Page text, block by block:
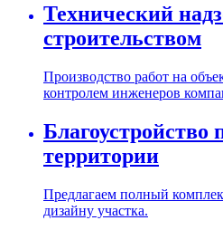
Технический
строительством
Производство работ на
контролем инженеров
Благоустройство
территории
Предлагаем полный
дизайну участка.